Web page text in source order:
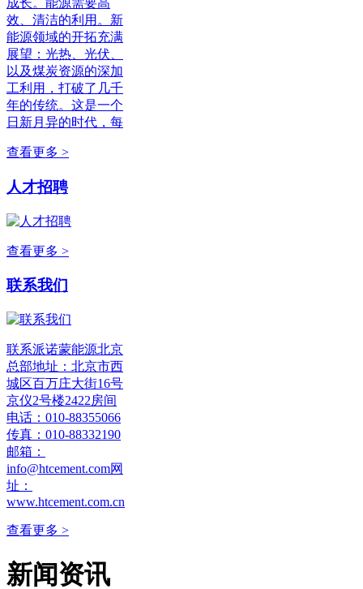
成长。能源需要高
效、清洁的利用。新
能源领域的开拓充满
展望：光热、光伏、
以及煤炭资源的深加
工利用，打破了几千
年的传统。这是一个
日新月异的时代，每
查看更多 >
人才招聘
查看更多 >
联系我们
联系派诺蒙能源北京
总部地址：北京市西
城区百万庄大街16号
京仪2号楼2422房间
电话：010-88355066
传真：010-88332190
邮箱：
info@htcement.com网
址：
www.htcement.com.cn
查看更多 >
新闻资讯